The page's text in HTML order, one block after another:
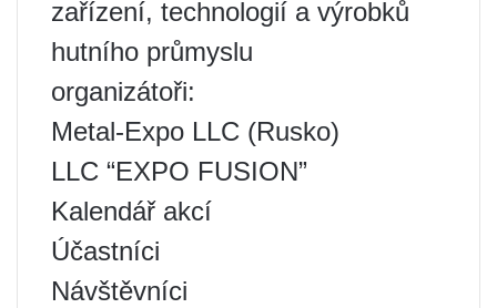
zařízení, technologií a výrobků
hutního průmyslu
organizátoři:
Metal-Expo LLC (Rusko)
LLC “EXPO FUSION”
Kalendář akcí
Účastníci
Návštěvníci